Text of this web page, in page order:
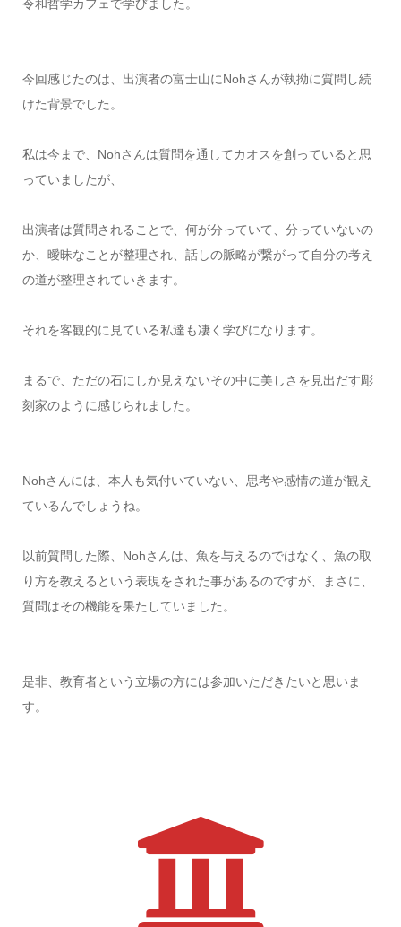
令和哲学カフェで学びました。
今回感じたのは、出演者の富士山にNohさんが執拗に質問し続
けた背景でした。
私は今まで、Nohさんは質問を通してカオスを創っていると思
っていましたが、
出演者は質問されることで、何が分っていて、分っていないの
か、曖昧なことが整理され、話しの脈略が繋がって自分の考え
の道が整理されていきます。
それを客観的に見ている私達も凄く学びになります。
まるで、ただの石にしか見えないその中に美しさを見出だす彫
刻家のように感じられました。
Nohさんには、本人も気付いていない、思考や感情の道が観え
ているんでしょうね。
以前質問した際、Nohさんは、魚を与えるのではなく、魚の取
り方を教えるという表現をされた事があるのですが、まさに、
質問はその機能を果たしていました。
是非、教育者という立場の方には参加いただきたいと思いま
す。